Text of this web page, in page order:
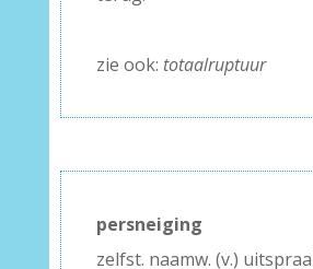
zie ook: totaalruptuur
persneiging
zelfst. naamw. (v.)